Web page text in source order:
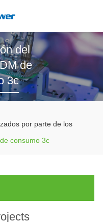
del
de
3c
por parte de los
consumo 3c